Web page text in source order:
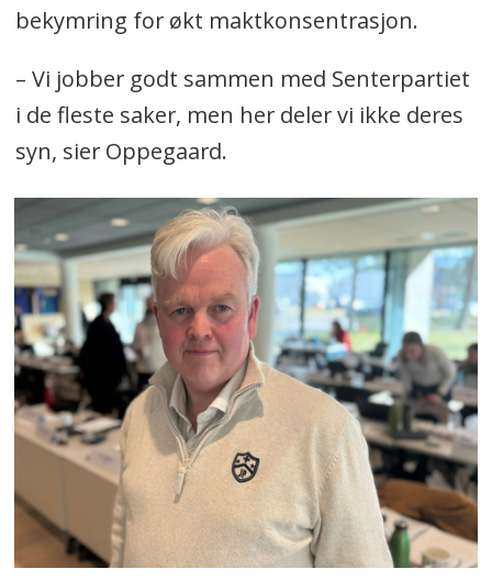
bekymring for økt maktkonsentrasjon.
– Vi jobber godt sammen med Senterpartiet
i de fleste saker, men her deler vi ikke deres
syn, sier Oppegaard.